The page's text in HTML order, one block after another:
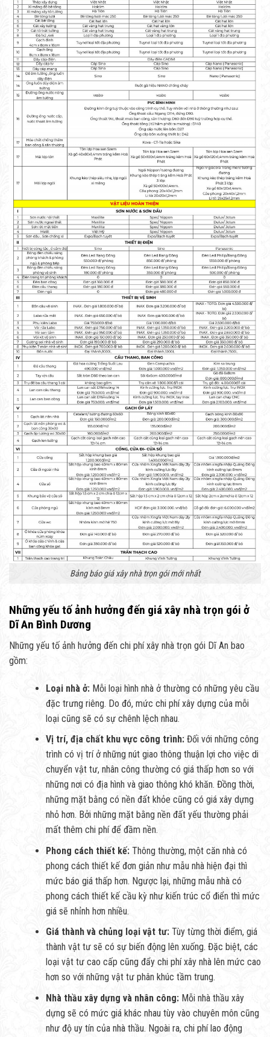
Bảng báo giá xây nhà trọn gói mới nhất
Những yếu tố ảnh hưởng đến giá xây nhà trọn gói ở
Dĩ An Bình Dương
Những yếu tố ảnh hưởng đến chi phí xây nhà trọn gói Dĩ An bao
gồm:
Loại nhà ở:Mỗi loại hình nhà ở thường có những yêu cầu
đặc trưng riêng. Do đó, mức chi phí xây dựng của mỗi
loại cũng sẽ có sự chênh lệch nhau.
Vị trí, địa chất khu vực công trình:Đối với những công
trình có vị trí ở những nút giao thông thuận lợi cho việc di
chuyển vật tư, nhân công thường có giá thấp hơn so với
những nơi có địa hình và giao thông khó khăn. Đồng thời,
những mặt bằng có nền đất khỏe cũng có giá xây dựng
nhỏ hơn. Bởi những mặt bằng nền đất yếu thường phải
mất thêm chi phí để đầm nền.
Phong cách thiết kế:Thông thường, một căn nhà có
phong cách thiết kế đơn giản như mẫu nhà hiện đại thì
mức báo giá thấp hơn. Ngược lại, những mẫu nhà có
phong cách thiết kế cầu kỳ như kiến trúc cổ điển thì mức
giá sẽ nhỉnh hơn nhiều.
Giá thành và chủng loại vật tư:Tùy từng thời điểm, giá
thành vật tư sẽ có sự biến động lên xuống. Đặc biệt, các
loại vật tư cao cấp cũng đẩy chi phí xây nhà lên mức cao
hơn so với những vật tư phân khúc tầm trung.
Nhà thầu xây dựng và nhân công:Mỗi nhà thầu xây
dựng sẽ có mức giá khác nhau tùy vào chuyên môn cũng
như độ uy tín của nhà thầu. Ngoài ra, chi phí lao động